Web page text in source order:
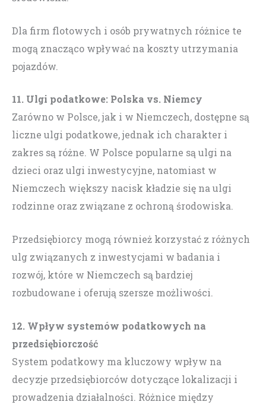
Dla firm flotowych i osób prywatnych różnice te
mogą znacząco wpływać na koszty utrzymania
pojazdów.
11. Ulgi podatkowe: Polska vs. Niemcy
Zarówno w Polsce, jak i w Niemczech, dostępne są
liczne ulgi podatkowe, jednak ich charakter i
zakres są różne. W Polsce popularne są ulgi na
dzieci oraz ulgi inwestycyjne, natomiast w
Niemczech większy nacisk kładzie się na ulgi
rodzinne oraz związane z ochroną środowiska.
Przedsiębiorcy mogą również korzystać z różnych
ulg związanych z inwestycjami w badania i
rozwój, które w Niemczech są bardziej
rozbudowane i oferują szersze możliwości.
12. Wpływ systemów podatkowych na
przedsiębiorczość
System podatkowy ma kluczowy wpływ na
decyzje przedsiębiorców dotyczące lokalizacji i
prowadzenia działalności. Różnice między